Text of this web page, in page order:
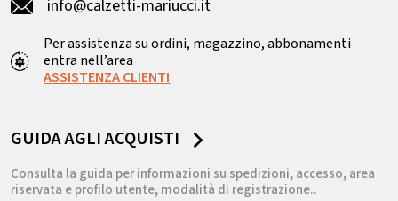
info@calzetti-mariucci.it
Per assistenza su ordini, magazzino, abbonamenti
entra nell’area
ASSISTENZA CLIENTI
GUIDA AGLI ACQUISTI
Consulta la guida per informazioni su spedizioni, accesso, area
riservata e profilo utente, modalità di registrazione..